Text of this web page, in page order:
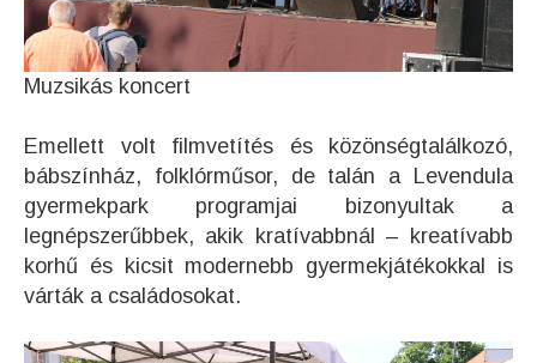
Muzsikás koncert
Emellett volt filmvetítés és közönségtalálkozó,
bábszínház, folklórműsor, de talán a Levendula
gyermekpark programjai bizonyultak a
legnépszerűbbek, akik kratívabbnál – kreatívabb
korhű és kicsit modernebb gyermekjátékokkal is
várták a családosokat.